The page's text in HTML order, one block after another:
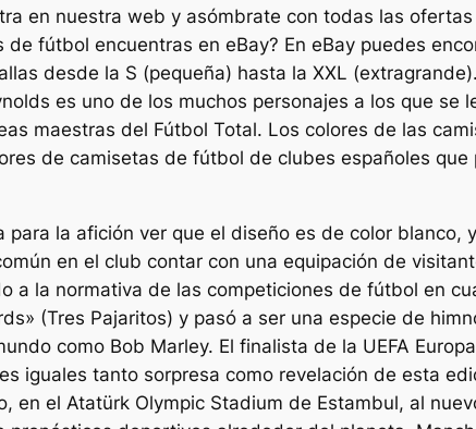
en nuestra web y asómbrate con todas las
de fútbol encuentras en eBay? En eBay puedes
desde la S (pequeña) hasta la XXL
es uno de los muchos personajes a los que se
maestras del Fútbol Total. Los colores de las
de camisetas de fútbol de clubes españoles
para la afición ver que el diseño es de color
en el club contar con una equipación de
a la normativa de las competiciones de fútbol en
(Tres Pajaritos) y pasó a ser una especie de
como Bob Marley. El finalista de la UEFA
iguales tanto sorpresa como revelación de esta
en el Atatürk Olympic Stadium de Estambul, al